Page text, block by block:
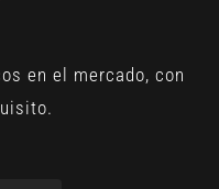
en el mercado, con